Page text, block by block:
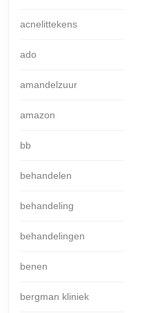
acnelittekens
ado
amandelzuur
amazon
bb
behandelen
behandeling
behandelingen
benen
bergman kliniek